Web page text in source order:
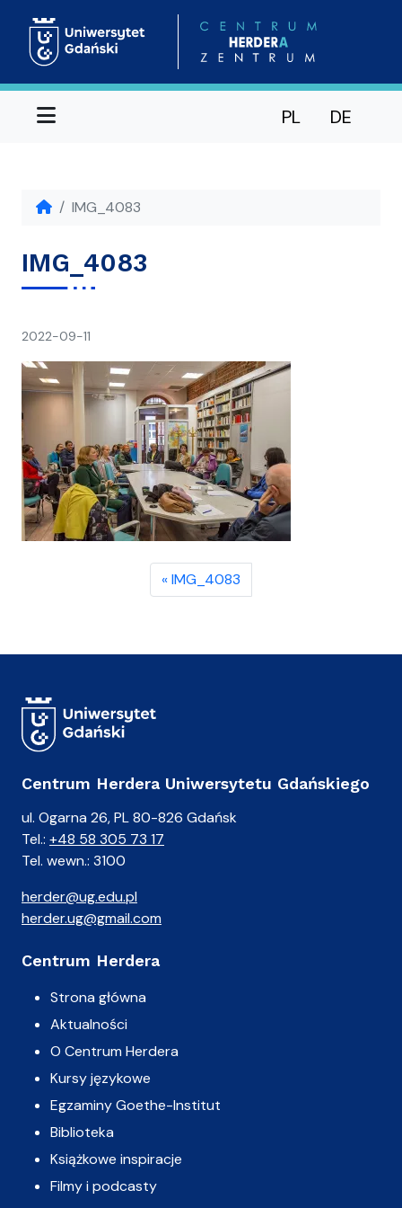
Menu PL DE
IMG_4083
IMG_4083
2022-09-11
IMG_4083
Centrum Herdera Uniwersytetu Gdańskiego
ul. Ogarna 26, PL 80-826 Gdańsk
Tel.: +48 58 305 73 17
Tel. wewn.: 3100
herder@ug.edu.pl
herder.ug@gmail.com
Centrum Herdera
Strona główna
Aktualności
O Centrum Herdera
Kursy językowe
Egzaminy Goethe-Institut
Biblioteka
Książkowe inspiracje
Filmy i podcasty